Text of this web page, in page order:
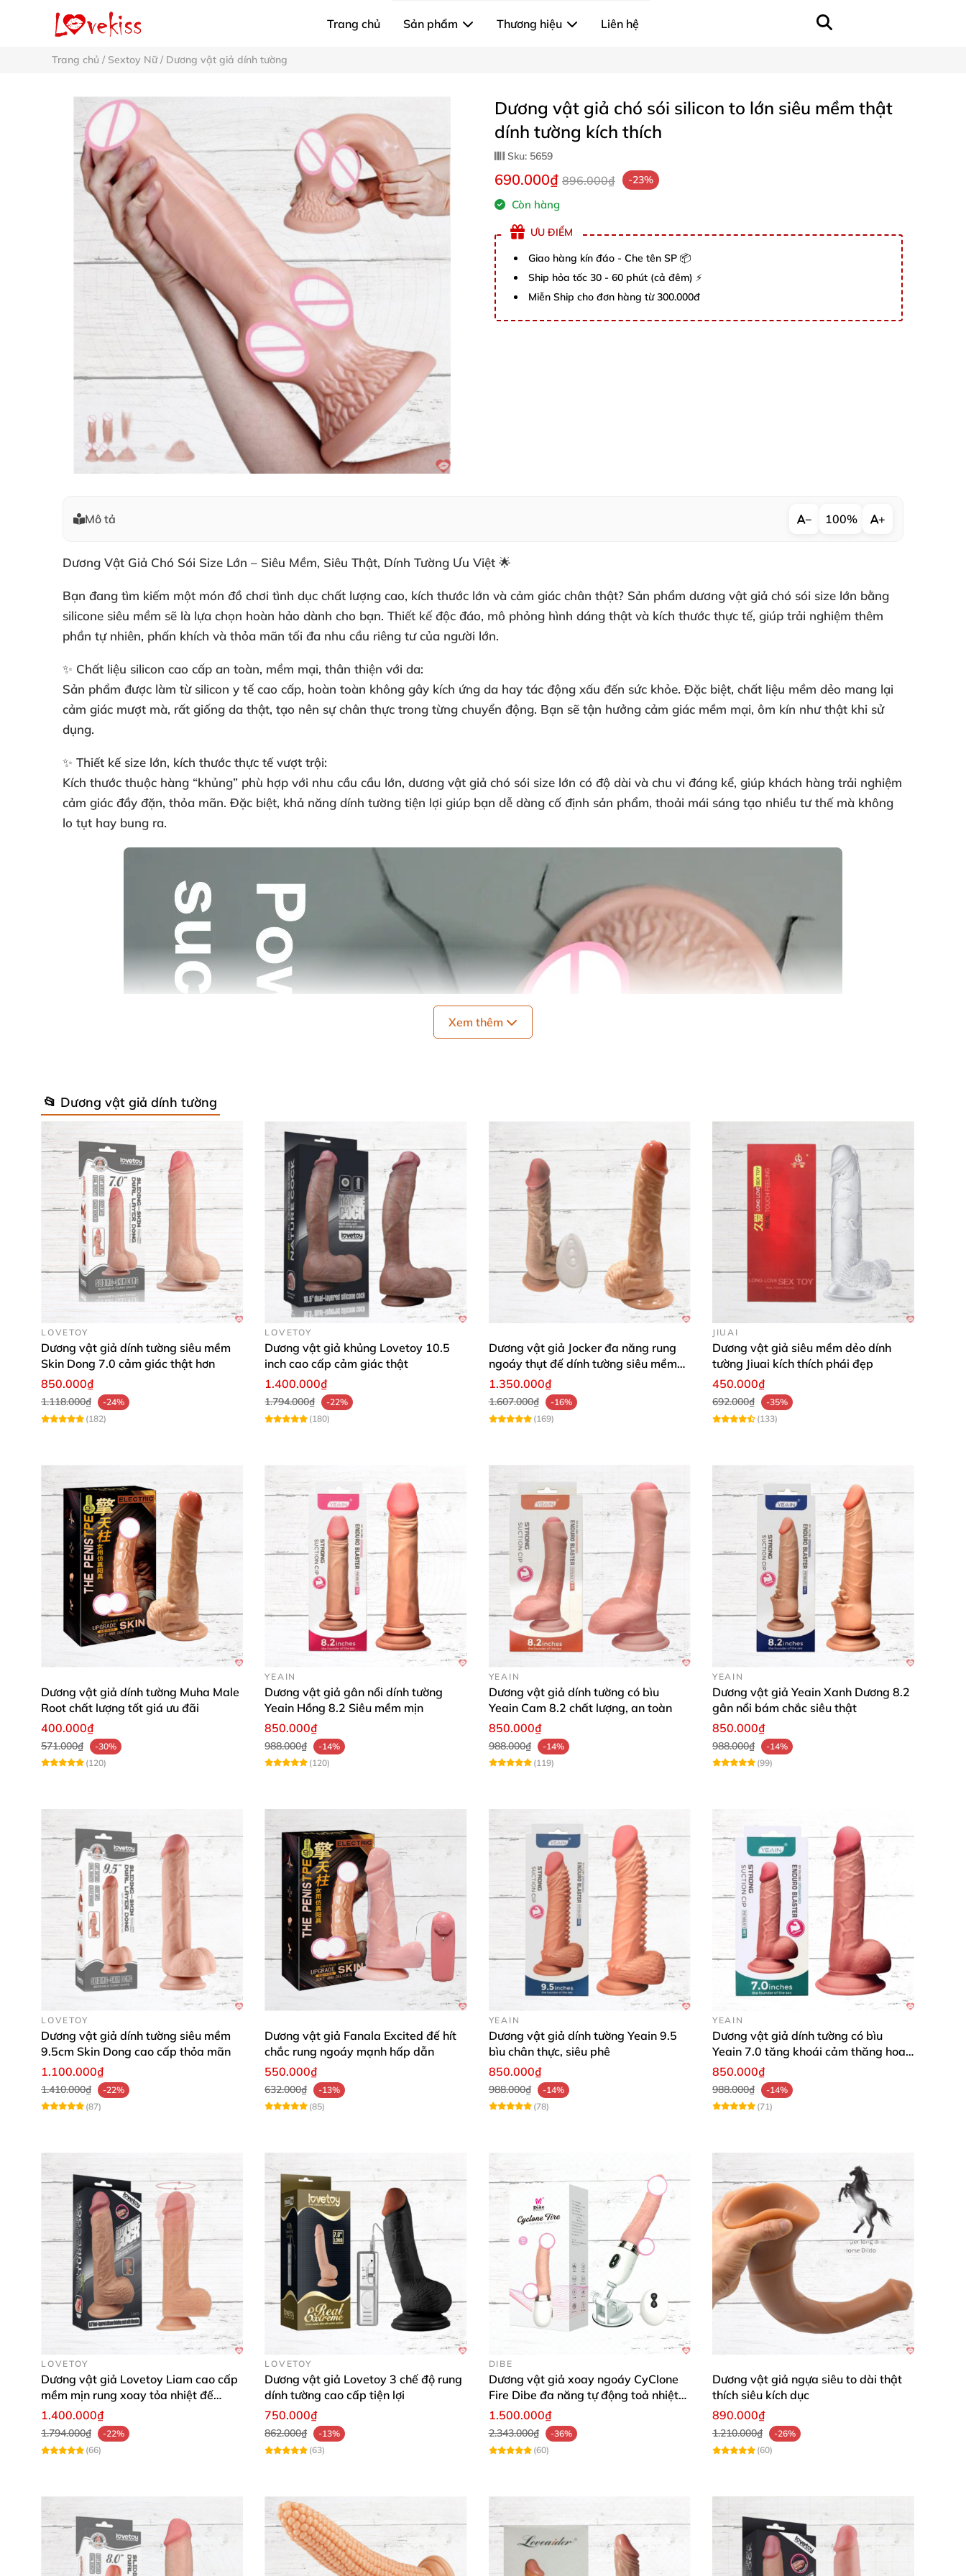
Trang chủ Sản phẩm Thương hiệu Liên hệ
Trang chủ / Sextoy Nữ/ Dương vật giả dính tường
Dương vật giả chó sói silicon to lớn siêu mềm thật
dính tường kích thích
Sku: 5659
690.000₫ 896.000₫ -23%
Còn hàng
ƯU ĐIỂM
Giao hàng kín đáo - Che tên SP 📦
Ship hỏa tốc 30 - 60 phút (cả đêm) ⚡
Miễn Ship cho đơn hàng từ 300.000đ
Mô tả − 100% +
Dương Vật Giả Chó Sói Size Lớn – Siêu Mềm, Siêu Thật, Dính Tường Ưu Việt 🌟
Bạn đang tìm kiếm một món đồ chơi tình dục chất lượng cao, kích thước lớn và cảm giác chân thật? Sản phẩm dương vật giả chó sói size lớn bằng
silicone siêu mềm sẽ là lựa chọn hoàn hảo dành cho bạn. Thiết kế độc đáo, mô phỏng hình dáng thật và kích thước thực tế, giúp trải nghiệm thêm
phần tự nhiên, phấn khích và thỏa mãn tối đa nhu cầu riêng tư của người lớn.
✨ Chất liệu silicon cao cấp an toàn, mềm mại, thân thiện với da:
Sản phẩm được làm từ silicon y tế cao cấp, hoàn toàn không gây kích ứng da hay tác động xấu đến sức khỏe. Đặc biệt, chất liệu mềm dẻo mang lại
cảm giác mượt mà, rất giống da thật, tạo nên sự chân thực trong từng chuyển động. Bạn sẽ tận hưởng cảm giác mềm mại, ôm kín như thật khi sử
dụng.
✨ Thiết kế size lớn, kích thước thực tế vượt trội:
Kích thước thuộc hàng “khủng” phù hợp với nhu cầu cầu lớn, dương vật giả chó sói size lớn có độ dài và chu vi đáng kể, giúp khách hàng trải nghiệm
cảm giác đầy đặn, thỏa mãn. Đặc biệt, khả năng dính tường tiện lợi giúp bạn dễ dàng cố định sản phẩm, thoải mái sáng tạo nhiều tư thế mà không
lo tụt hay bung ra.
Xem thêm
📂 Dương vật giả dính tường
LOVETOY
Dương vật giả dính tường siêu mềm
Skin Dong 7.0 cảm giác thật hơn
850.000₫
1.118.000₫
-24%
(182)
LOVETOY
Dương vật giả khủng Lovetoy 10.5
inch cao cấp cảm giác thật
1.400.000₫
1.794.000₫
-22%
(180)
Dương vật giả Jocker đa năng rung
ngoáy thụt đế dính tường siêu mềm
mại
1.350.000₫
1.607.000₫
-16%
(169)
JIUAI
Dương vật giả siêu mềm dẻo dính
tường Jiuai kích thích phái đẹp
450.000₫
692.000₫
-35%
(133)
Dương vật giả dính tường Muha Male
Root chất lượng tốt giá ưu đãi
400.000₫
571.000₫
-30%
(120)
YEAIN
Dương vật giả gân nổi dính tường
Yeain Hồng 8.2 Siêu mềm mịn
850.000₫
988.000₫
-14%
(120)
YEAIN
Dương vật giả dính tường có bìu
Yeain Cam 8.2 chất lượng, an toàn
850.000₫
988.000₫
-14%
(119)
YEAIN
Dương vật giả Yeain Xanh Dương 8.2
gân nổi bám chắc siêu thật
850.000₫
988.000₫
-14%
(99)
LOVETOY
Dương vật giả dính tường siêu mềm
9.5cm Skin Dong cao cấp thỏa mãn
1.100.000₫
1.410.000₫
-22%
(87)
Dương vật giả Fanala Excited đế hít
chắc rung ngoáy mạnh hấp dẫn
550.000₫
632.000₫
-13%
(85)
YEAIN
Dương vật giả dính tường Yeain 9.5
bìu chân thực, siêu phê
850.000₫
988.000₫
-14%
(78)
YEAIN
Dương vật giả dính tường có bìu
Yeain 7.0 tăng khoái cảm thăng hoa
ngay
850.000₫
988.000₫
-14%
(71)
LOVETOY
Dương vật giả Lovetoy Liam cao cấp
mềm mịn rung xoay tỏa nhiệt đế
tường
1.400.000₫
1.794.000₫
-22%
(66)
LOVETOY
Dương vật giả Lovetoy 3 chế độ rung
dính tường cao cấp tiện lợi
750.000₫
862.000₫
-13%
(63)
DIBE
Dương vật giả xoay ngoáy CyClone
Fire Dibe đa năng tự động toả nhiệt
gắn tường
1.500.000₫
2.343.000₫
-36%
(60)
Dương vật giả ngựa siêu to dài thật
thích siêu kích dục
890.000₫
1.210.000₫
-26%
(60)